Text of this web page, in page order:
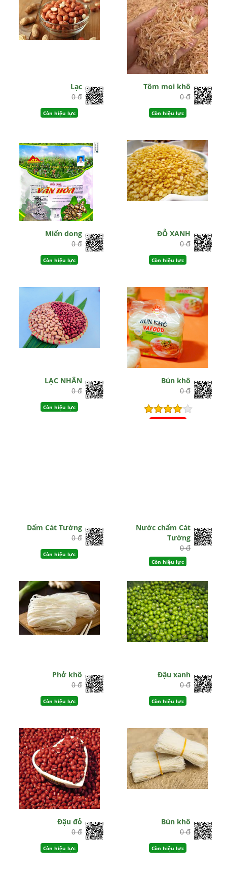
Lạc
0 đ
Còn hiệu lực
Tôm moi khô
0 đ
Còn hiệu lực
Miến dong
0 đ
Còn hiệu lực
ĐỖ XANH
0 đ
Còn hiệu lực
LẠC NHÂN
0 đ
Còn hiệu lực
Bún khô
0 đ
Dấm Cát Tường
0 đ
Còn hiệu lực
Nước chấm Cát
Tường
0 đ
Còn hiệu lực
Phở khô
0 đ
Còn hiệu lực
Đậu xanh
0 đ
Còn hiệu lực
Đậu đỏ
0 đ
Còn hiệu lực
Bún khô
0 đ
Còn hiệu lực